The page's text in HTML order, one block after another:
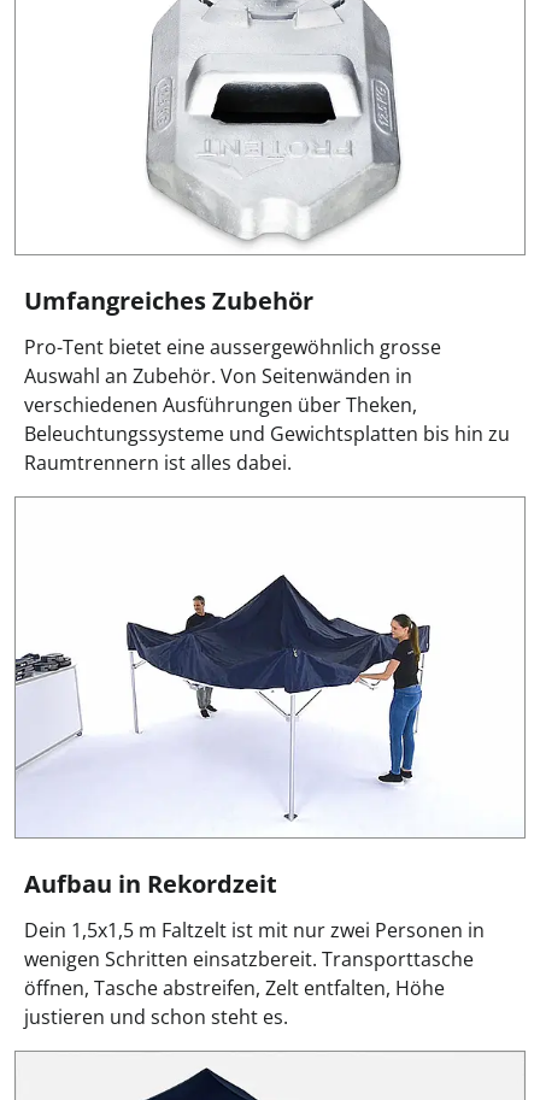
Umfangreiches Zubehör
Pro-Tent bietet eine aussergewöhnlich grosse
Auswahl an Zubehör. Von Seitenwänden in
verschiedenen Ausführungen über Theken,
Beleuchtungssysteme und Gewichtsplatten bis hin zu
Raumtrennern ist alles dabei.
Aufbau in Rekordzeit
Dein 1,5x1,5 m Faltzelt ist mit nur zwei Personen in
wenigen Schritten einsatzbereit. Transporttasche
öffnen, Tasche abstreifen, Zelt entfalten, Höhe
justieren und schon steht es.